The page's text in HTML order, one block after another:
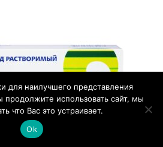
для наилучшего представления
продолжите использовать сайт, мы
что Вас это устраивает.
Ok